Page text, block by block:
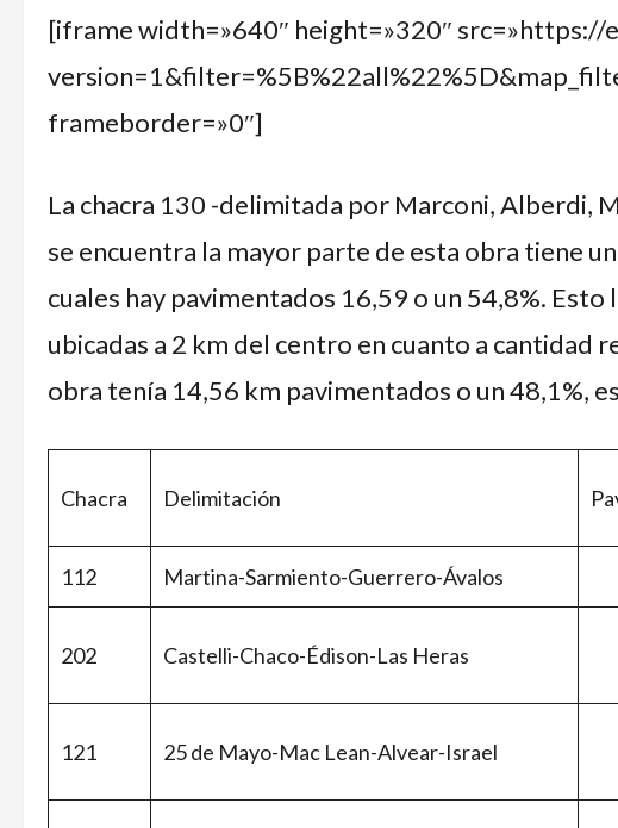
[iframe width=»640″ height=»320″
frameborder=»0″]
La chacra 130 -delimitada por Marconi, Alberdi,
se encuentra la mayor parte de esta obra tiene
cuales hay pavimentados 16,59 o un 54,8%.
ubicadas a 2 km del centro en cuanto a cantidad
obra tenía 14,56 km pavimentados o un 48,1%,
Chacra Delimitación
112 Martina-Sarmiento-Guerrero-Ávalos
202 Castelli-Chaco-Édison-Las Heras
121 25 de Mayo-Mac Lean-Alvear-Israel